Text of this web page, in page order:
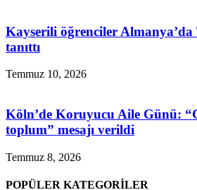
Kayserili öğrenciler Almanya’da
tanıttı
Temmuz 10, 2026
Köln’de Koruyucu Aile Günü:
toplum” mesajı verildi
Temmuz 8, 2026
POPÜLER KATEGORİLER